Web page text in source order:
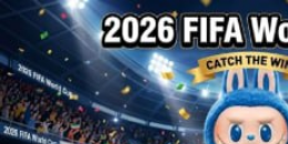
系统提示